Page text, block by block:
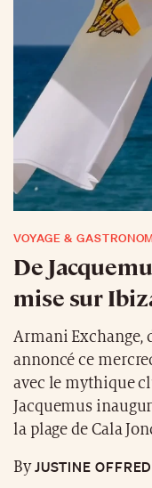
VOYAGE &
De
mise sur
Armani Exchange,
annoncé ce
avec le mythique
Jacquemus
la plage de Cala
ByJUSTINE